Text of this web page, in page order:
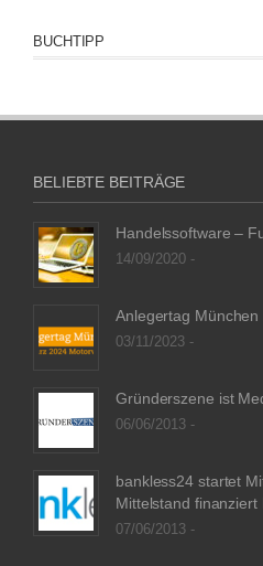
BUCHTIPP
BELIEBTE BEITRÄGE
Handelssoftware –
14/09/2020 -
Anlegertag München
03/11/2023 -
Gründerszene ist
06/06/2013 -
bankless24 startet
Mittelstand finanziert
07/06/2013 -